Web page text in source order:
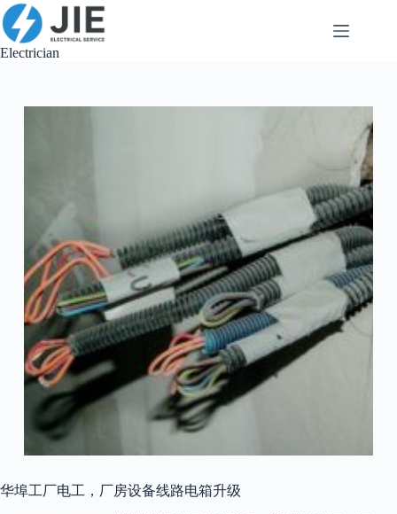
跳
至
内
Electrician
华埠工厂电工，厂房设备线路电箱升级